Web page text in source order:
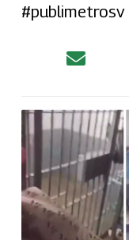
#publimetrosv